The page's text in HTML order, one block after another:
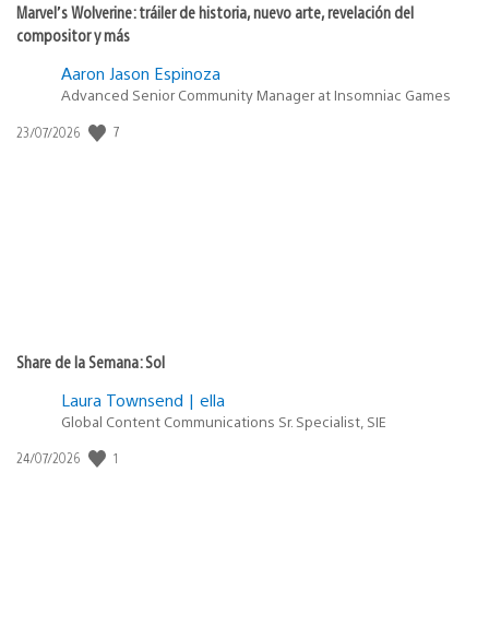
Marvel’s Wolverine: tráiler de historia, nuevo arte, revelación del
compositor y más
Aaron Jason Espinoza
Advanced Senior Community Manager at Insomniac Games
Fecha
23/07/2026 7
Share de la Semana: Sol
Laura Townsend | ella
Global Content Communications Sr. Specialist, SIE
Fecha
24/07/2026 1